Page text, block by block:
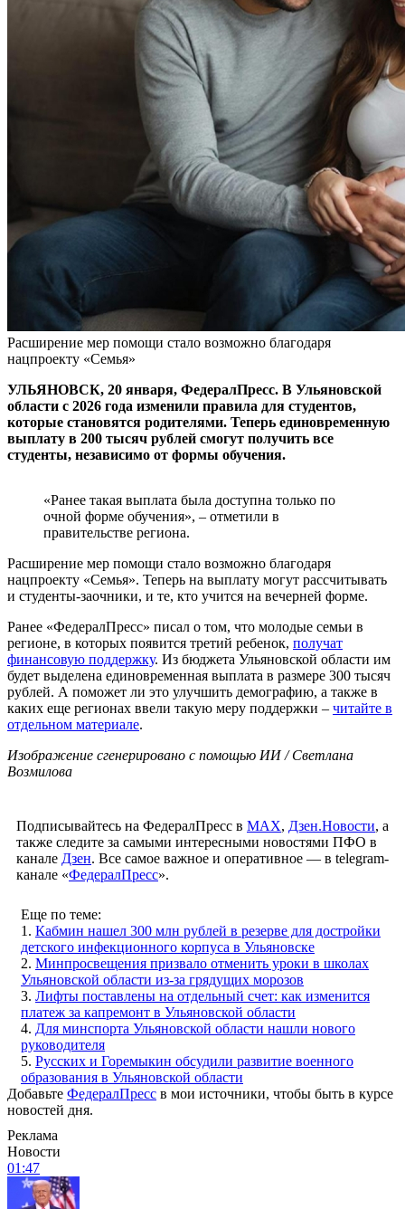
Расширение мер помощи стало возможно благодаря
нацпроекту «Семья»
УЛЬЯНОВСК, 20 января, ФедералПресс. В Ульяновской
области с 2026 года изменили правила для студентов,
которые становятся родителями. Теперь единовременную
выплату в 200 тысяч рублей смогут получить все
студенты, независимо от формы обучения.
«Ранее такая выплата была доступна только по
очной форме обучения», – отметили в
правительстве региона.
Расширение мер помощи стало возможно благодаря
нацпроекту «Семья». Теперь на выплату могут рассчитывать
и студенты-заочники, и те, кто учится на вечерней форме.
Ранее «ФедералПресс» писал о том, что молодые семьи в
регионе, в которых появится третий ребенок, получат
финансовую поддержку. Из бюджета Ульяновской области им
будет выделена единовременная выплата в размере 300 тысяч
рублей. А поможет ли это улучшить демографию, а также в
каких еще регионах ввели такую меру поддержки – читайте в
отдельном материале.
Изображение сгенерировано с помощью ИИ / Светлана
Возмилова
Подписывайтесь на ФедералПресс в МАХ, Дзен.Новости, а
также следите за самыми интересными новостями ПФО в
канале Дзен. Все самое важное и оперативное — в telegram-
канале «ФедералПресс».
Еще по теме:
1. Кабмин нашел 300 млн рублей в резерве для достройки
детского инфекционного корпуса в Ульяновске
2. Минпросвещения призвало отменить уроки в школах
Ульяновской области из-за грядущих морозов
3. Лифты поставлены на отдельный счет: как изменится
платеж за капремонт в Ульяновской области
4. Для минспорта Ульяновской области нашли нового
руководителя
5. Русских и Горемыкин обсудили развитие военного
образования в Ульяновской области
Добавьте ФедералПресс в мои источники, чтобы быть в курсе
новостей дня.
Реклама
Новости
01:47